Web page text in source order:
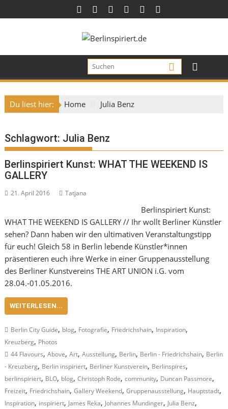
to
Du liest hier: Home Julia Benz
Schlagwort: Julia Benz
Berlinspiriert Kunst: WHAT THE WEEKEND IS
GALLERY
21. April 2016 Tatjana
Berlinspiriert Kunst:
WHAT THE WEEKEND IS GALLERY // Ihr wollt Berliner Künstler
sehen? Dann haben wir den ultimativen Veranstaltungstipp
für euch! Gleich 58 in Berlin lebende Künstler*innen
präsentieren euch ihre Werke in einer Gruppenausstellung
des Berliner Kunstvereins THE ART UNION i.G. vom
28.04.-01.05.2016.
WEITERLESEN...
Berlin City Guide, blog, Fotografie, Friedrichshain, Inspiration,
Kreuzberg, Photos
44 Flavours,Above,Art,Ausstellung, Berlin, Berlin - Friedrichshain, Berlin
- Kreuzberg, Berlin inspiriert, Berliner Kunstverein, Berlinspires,
berlinspiriert, BLO, blog,Christoph Rode,community, Duncan Passmore,
Freizeit, Friedrichshain,Gallery Weekend,Gruppenausstellung, Hauptstadt,
Inspiration, inspiriert, James Reka, Johannes Mundinger, Julia Benz,